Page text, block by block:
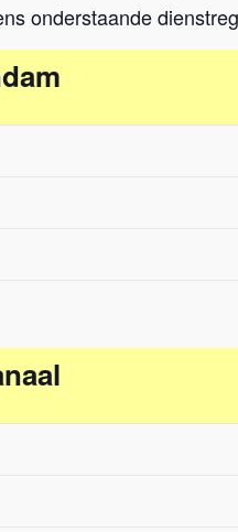
onderstaande